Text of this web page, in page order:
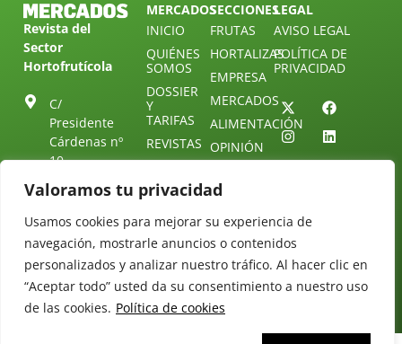
Valoramos tu privacidad
Usamos cookies para mejorar su experiencia de
navegación, mostrarle anuncios o contenidos
personalizados y analizar nuestro tráfico. Al hacer clic en
“Aceptar todo” usted da su consentimiento a nuestro uso
de las cookies. Política de cookies
Revista del
Sector
Hortofrutícola
C/
Presidente
Cárdenas nº
10.
Sevilla.
ESPAÑA
Tel: (+34) 954
25 88 51
redaccion@revistamercados.com
MERCADOS
INICIO
QUIÉNES
SOMOS
DOSSIER
Y
TARIFAS
REVISTAS
SUSCRIPCIÓN
ÚNETE A
NUESTRO
TELEGRAM
CONTACTO
SECCIONES
FRUTAS
HORTALIZAS
EMPRESA
MERCADOS
ALIMENTACIÓN
OPINIÓN
30
LEGAL
AVISO LEGAL
POLÍTICA DE
PRIVACIDAD
Diseño web:
Starenlared